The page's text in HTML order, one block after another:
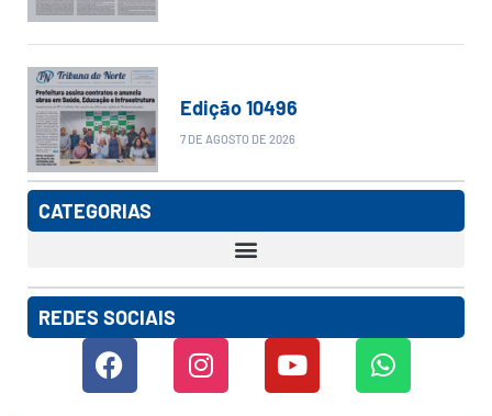
Edição 10496
7 DE AGOSTO DE 2026
CATEGORIAS
REDES SOCIAIS